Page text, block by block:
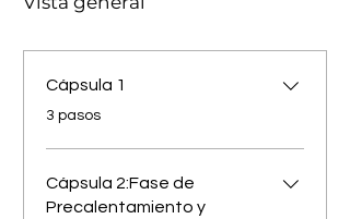
Cápsula 1
.3 pasos
Cápsula 2:Fase de
Precalentamiento y